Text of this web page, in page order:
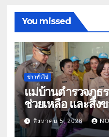
You missed
ข่าวทั่วไป
แม่บ้านตำรวจภูธ
ช่วยเหลือ และสิ่ง
ธิดา ข้าราชการตำรวจจังหวัด
อุทัยธานี
สิงหาคม 5, 2026